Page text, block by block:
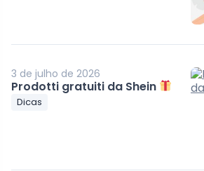
3 de julho de 2026
Prodotti gratuiti da Shein
Dicas